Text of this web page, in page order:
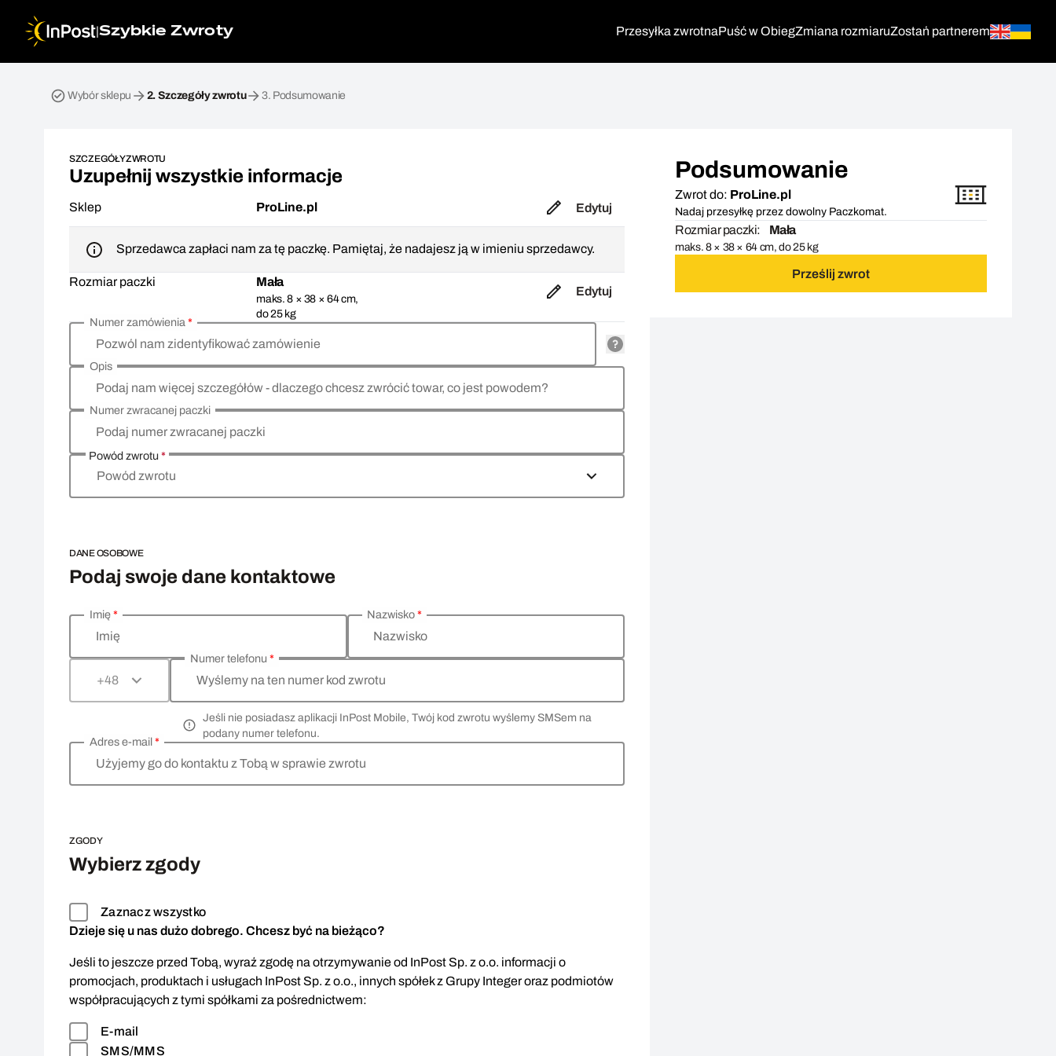
|Szybkie Zwroty Przesyłka zwrotnaPuść w ObiegZmiana rozmiaruZostań partnerem
Wybór sklepu 2. Szczegóły zwrotu 3. Podsumowanie
SZCZEGÓŁY ZWROTU
Uzupełnij wszystkie informacje
Sklep ProLine.pl Edytuj
Sprzedawca zapłaci nam za tę paczkę. Pamiętaj, że nadajesz ją w imieniu sprzedawcy.
Rozmiar paczki Mała
maks. 8 × 38 × 64 cm,
do 25 kg
Edytuj
Pozwól nam zidentyfikować zamówienie
Numer zamówienia*
Podaj nam więcej szczegółów - dlaczego chcesz zwrócić towar, co jest powodem?
Opis
Podaj numer zwracanej paczki
Numer zwracanej paczki
Powód zwrotu*
Powód zwrotu
DANE OSOBOWE
Podaj swoje dane kontaktowe
Wprowadź swoje dane osobowe
Imię
Imię*
Nazwisko
Nazwisko*
+48 Wyślemy na ten numer kod zwrotu
Numer telefonu *
Jeśli nie posiadasz aplikacji InPost Mobile, Twój kod zwrotu wyślemy SMSem na
podany numer telefonu.
Użyjemy go do kontaktu z Tobą w sprawie zwrotu
Adres e-mail *
ZGODY
Wybierz zgody
Zaznacz wszystko
Dzieje się u nas dużo dobrego. Chcesz być na bieżąco?
Jeśli to jeszcze przed Tobą, wyraź zgodę na otrzymywanie od InPost Sp. z o.o. informacji o
promocjach, produktach i usługach InPost Sp. z o.o., innych spółek z Grupy Integer oraz podmiotów
współpracujących z tymi spółkami za pośrednictwem:
E-mail
SMS/MMS
Podsumowanie
Zwrot do: ProLine.pl
Nadaj przesyłkę przez dowolny Paczkomat.
Rozmiar paczki: Mała
maks. 8 × 38 × 64 cm, do 25 kg
Prześlij zwrot